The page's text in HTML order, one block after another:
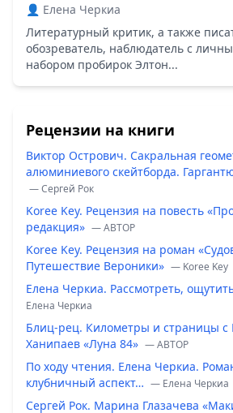
👤 Елена Черкиа
Литературный критик, а также
обозреватель, наблюдатель с
набором пробирок Элтон...
Рецензии на книги
Виктор Острович. Сакральная
алюминиевого скейтборда.
— Сергей Рок
Koree Key. Рецензия на повесть
редакция» — ABTOP
Koree Key. Рецензия на роман
Путешествие Вероники» — Koree Key
Елена Черкиа. Рассмотреть,
Елена Черкиа
Блиц-рец. Километры и страницы с
Ханипаев «Луна 84» — ABTOP
По ходу чтения. Елена Черкиа.
клубничный аспект… — Елена Черкиа
Сергей Рок. Марина Глазачева